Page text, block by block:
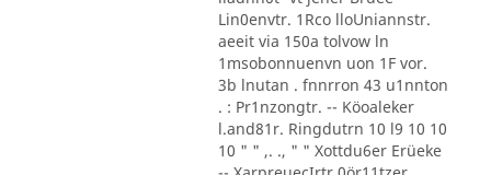
Lin0envtr. 1Rco lloUniannstr.
aeeit via 150a tolvow ln
1msobonnuenvn uon 1F vor.
3b lnutan . fnnrron 43 u1nnton
. : Pr1nzongtr. -- Köoaleker
l.and81r. Ringdutrn 10 l9 10 10
10 " " ,. ., " " Xottdu6er Erüeke